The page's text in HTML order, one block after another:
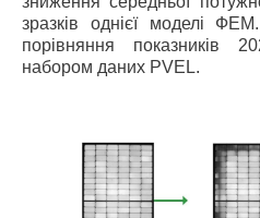
зразків однієї моделі
порівняння показників
набором даних PVEL.